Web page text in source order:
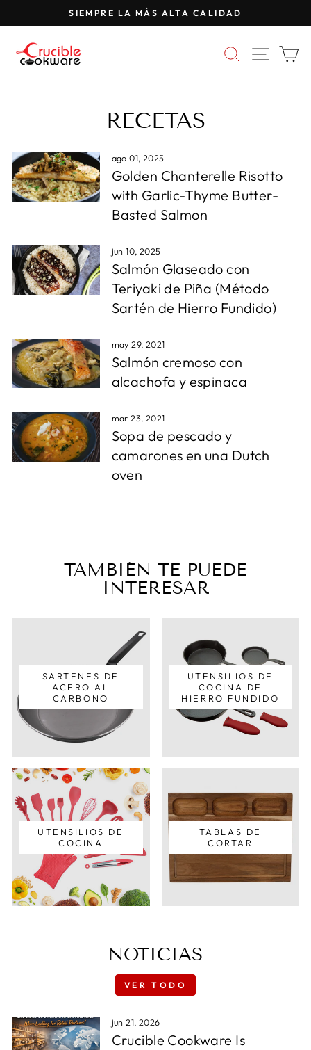
al
contenido
Pausar
SIEMPRE LA MÁS ALTA CALIDAD
BUSCAR
RECETAS
ago 01, 2025
Golden Chanterelle Risotto
with Garlic-Thyme Butter-
Basted Salmon
jun 10, 2025
Salmón Glaseado con
Teriyaki de Piña (Método
Sartén de Hierro Fundido)
may 29, 2021
Salmón cremoso con
alcachofa y espinaca
mar 23, 2021
Sopa de pescado y
camarones en una Dutch
oven
TAMBIÉN TE PUEDE
INTERESAR
SARTENES DE
ACERO AL
CARBONO
UTENSILIOS DE
COCINA DE
HIERRO FUNDIDO
UTENSILIOS DE
COCINA
TABLAS DE
CORTAR
NOTICIAS
VER TODO
jun 21, 2026
Crucible Cookware Is